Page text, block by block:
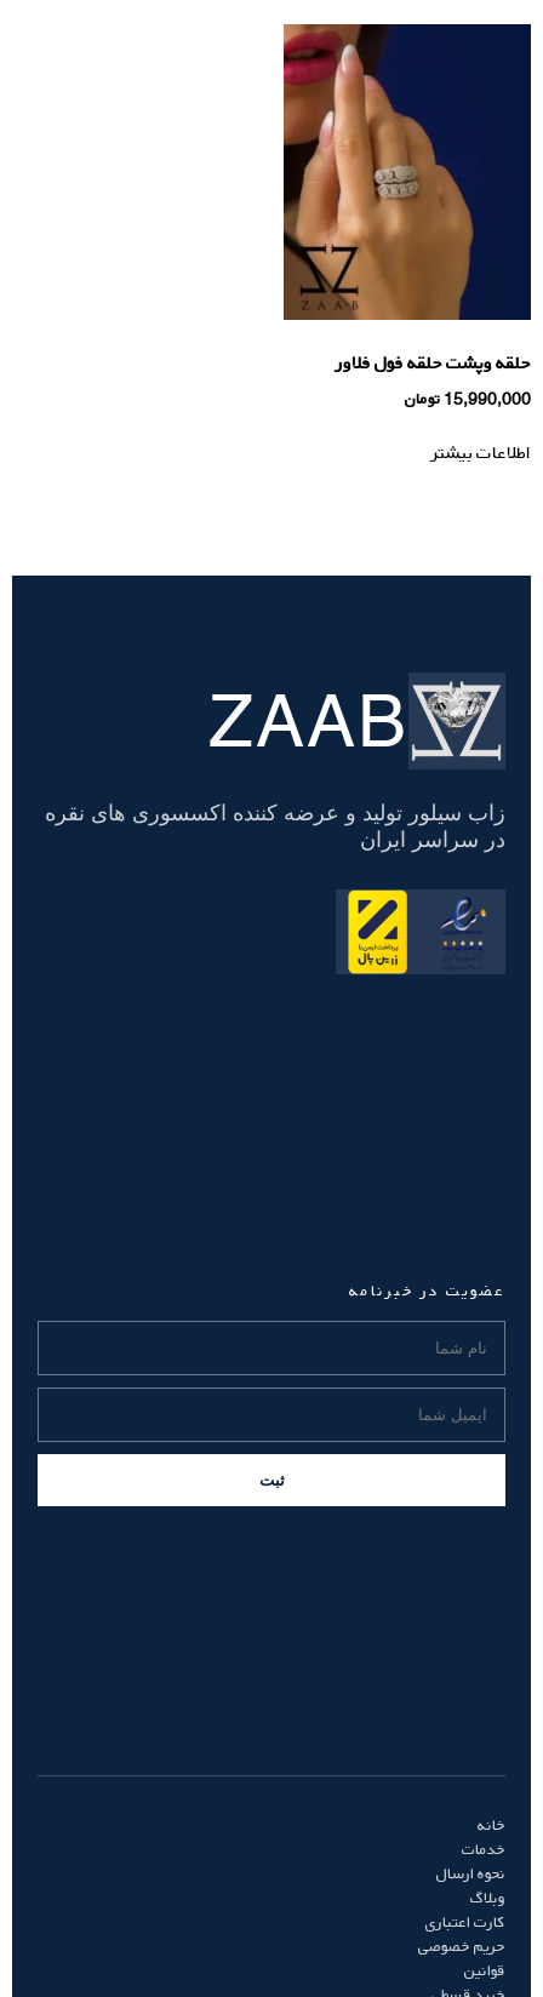
حلقه وپشت حلقه فول فلاور
15,990,000 تومان
اطلاعات بیشتر
تسویه
حساب
ZAAB
زاب سیلور تولید و عرضه کننده اکسسوری های نقره
در سراسر ایران
عضویت در خبرنامه
ثبت
خانه
خدمات
نحوه ارسال
وبلاگ
کارت اعتباری
حریم خصوصی
قوانین